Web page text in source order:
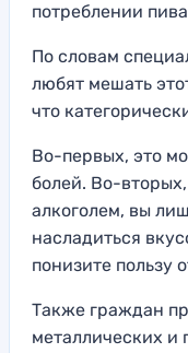
потреблении
По словам
любят мешать
что
Во-первых, это
болей. Во-
алкоголем, вы
насладиться
понизите пользу
Также граждан
металлических и